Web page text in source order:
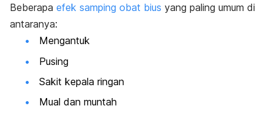
Beberapa efek samping obat bius yang paling umum di
antaranya:
Mengantuk
Pusing
Sakit kepala ringan
Mual dan muntah